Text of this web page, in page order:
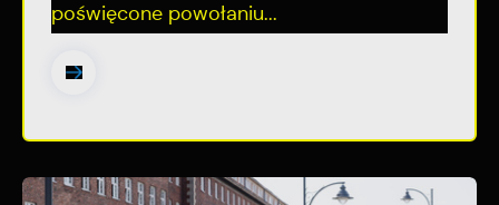
poświęcone powołaniu...